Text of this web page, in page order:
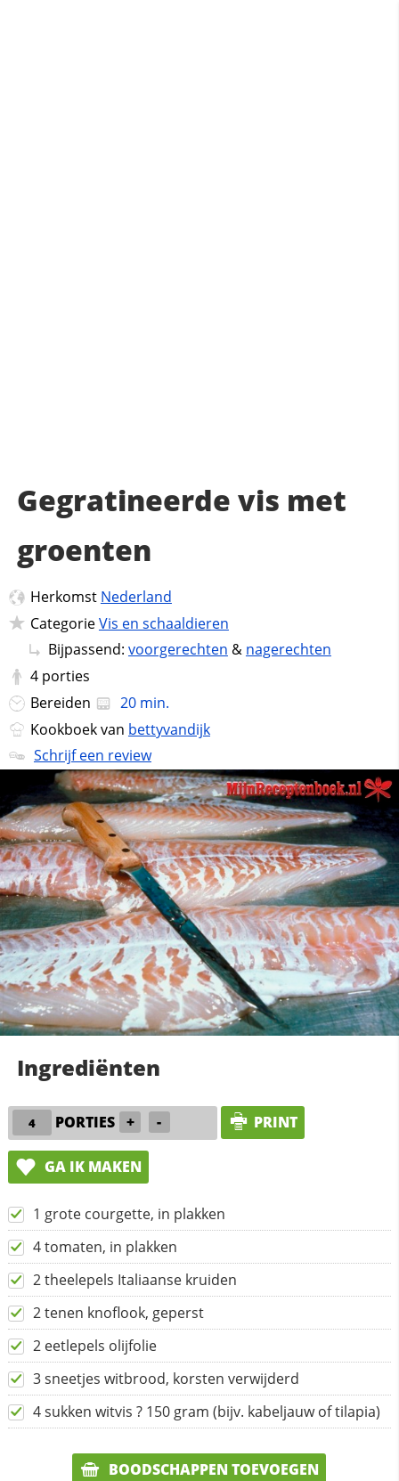
Gegratineerde vis met
groenten
Herkomst Nederland
CategorieVis en schaaldieren
Bijpassend: voorgerechten & nagerechten
4 porties
Bereiden
20 min.
Kookboek van bettyvandijk
Schrijf een review
Ingrediënten
PORTIES + - PRINT
GA IK MAKEN
1 grote courgette, in plakken
4 tomaten, in plakken
2 theelepels Italiaanse kruiden
2 tenen knoflook, geperst
2 eetlepels olijfolie
3 sneetjes witbrood, korsten verwijderd
4 sukken witvis ? 150 gram (bijv. kabeljauw of tilapia)
BOODSCHAPPEN TOEVOEGEN